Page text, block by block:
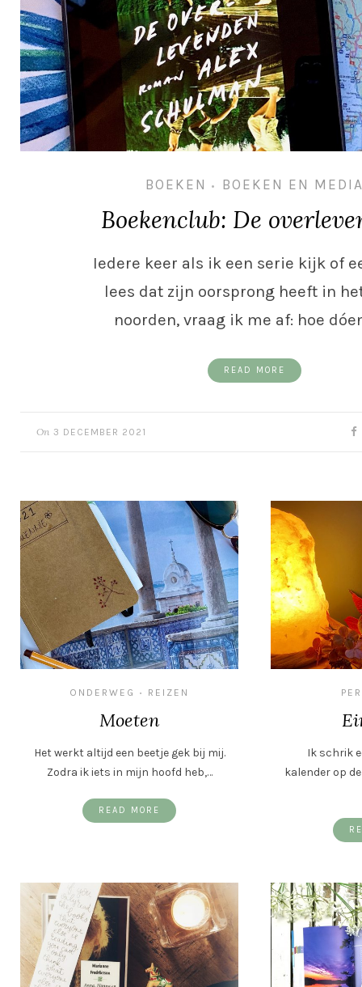
BOEKEN • BOEKEN EN
Boekenclub: De
Iedere keer als ik een serie kijk of
lees dat zijn oorsprong heeft in
noorden, vraag ik me af: hoe
READ MORE
On 3 DECEMBER 2021
ONDERWEG • REIZEN
Moeten
Het werkt altijd een beetje gek bij mij.
Zodra ik iets in mijn hoofd heb,…
READ MORE
Ik schrik
kalender op